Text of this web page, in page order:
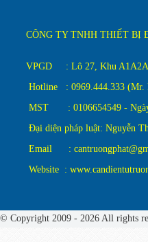
CÔNG TY TNHH THIẾT BỊ
VPGD : Lô 27, Khu A1A2A3,
Hotline : 0969.444.333 (Mr.
MST : 0106654549 - Ngày
Đại diện pháp luật: Nguyễn
Email :
Website :
© Copyright 2009 - 2026 All rights